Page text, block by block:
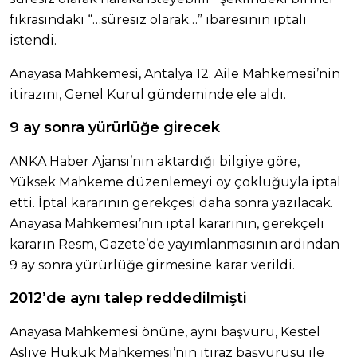
fıkrasındaki “…süresiz olarak…” ibaresinin iptali
istendi.
Anayasa Mahkemesi, Antalya 12. Aile Mahkemesi’nin
itirazını, Genel Kurul gündeminde ele aldı.
9 ay sonra yürürlüğe girecek
ANKA Haber Ajansı’nın aktardığı bilgiye göre,
Yüksek Mahkeme düzenlemeyi oy çokluğuyla iptal
etti. İptal kararının gerekçesi daha sonra yazılacak.
Anayasa Mahkemesi’nin iptal kararının, gerekçeli
kararın Resm, Gazete’de yayımlanmasının ardından
9 ay sonra yürürlüğe girmesine karar verildi.
2012’de aynı talep reddedilmişti
Anayasa Mahkemesi önüne, aynı başvuru, Kestel
Asliye Hukuk Mahkemesi’nin itiraz başvurusu ile